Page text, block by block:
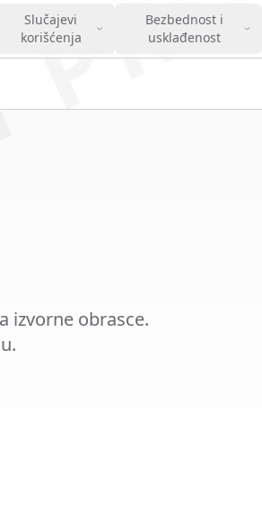
Slučajevi
korišćenja
Bezbednost i
usklađenost
izvorne obrasce.